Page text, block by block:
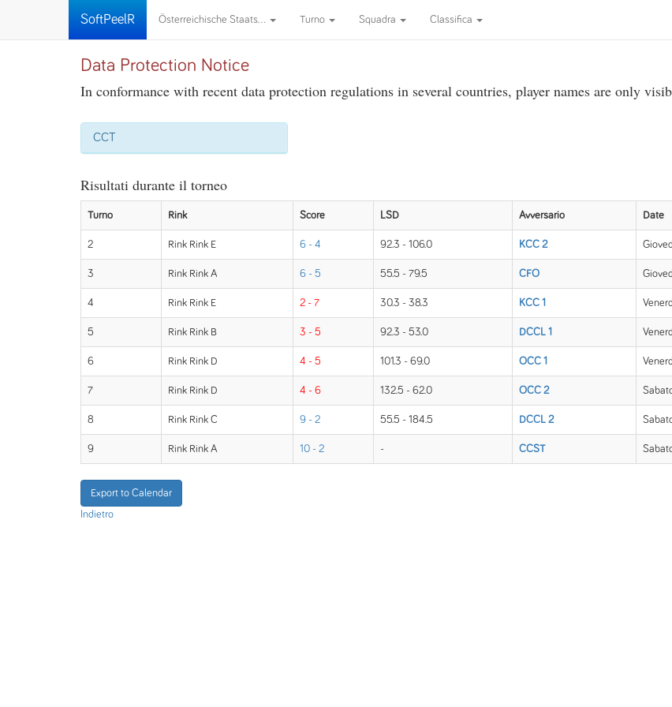
SoftPeelR Österreichische Staats... Turno Squadra Classifica
Data Protection Notice
In conformance with recent data protection regulations in several countries, player names are only
CCT
Risultati durante il torneo
Turno Rink Score LSD Avversario Date
2 Rink Rink E 6 - 4 92.3 - 106.0 KCC 2
3 Rink Rink A 6 - 5 55.5 - 79.5 CFÖ
4 Rink Rink E 2 - 7 30.3 - 38.3 KCC 1
5 Rink Rink B 3 - 5 92.3 - 53.0 DCCL 1
6 Rink Rink D 4 - 5 101.3 - 69.0 OCC 1
7 Rink Rink D 4 - 6 132.5 - 62.0 OCC 2
8 Rink Rink C 9 - 2 55.5 - 184.5 DCCL 2
9 Rink Rink A 10 - 2 - CCST
Export to Calendar
Indietro